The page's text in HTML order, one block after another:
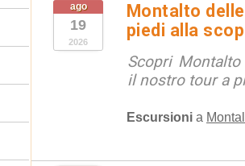
ago
19
2026
Montalto
piedi alla
Scopri
il nostro tour a
Escursioni a